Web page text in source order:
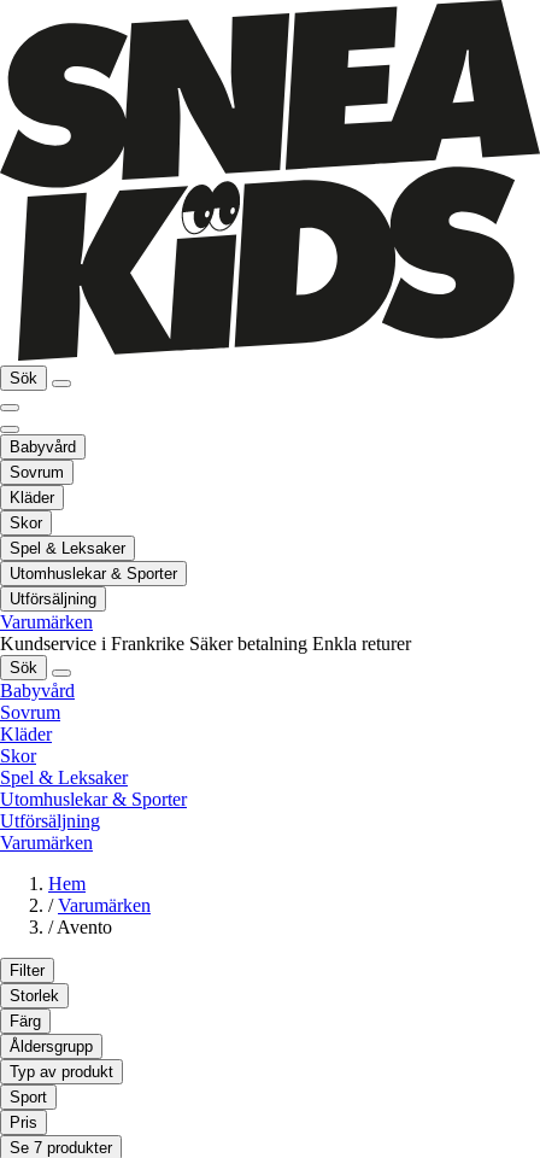
Sök
Babyvård
Sovrum
Kläder
Skor
Spel & Leksaker
Utomhuslekar & Sporter
Utförsäljning
Varumärken
Kundservice i Frankrike Säker betalning Enkla returer
Sök
Babyvård
Sovrum
Kläder
Skor
Spel & Leksaker
Utomhuslekar & Sporter
Utförsäljning
Varumärken
Hem
/ Varumärken
/ Avento
Filter
Storlek
Färg
Åldersgrupp
Typ av produkt
Sport
Pris
Se 7 produkter